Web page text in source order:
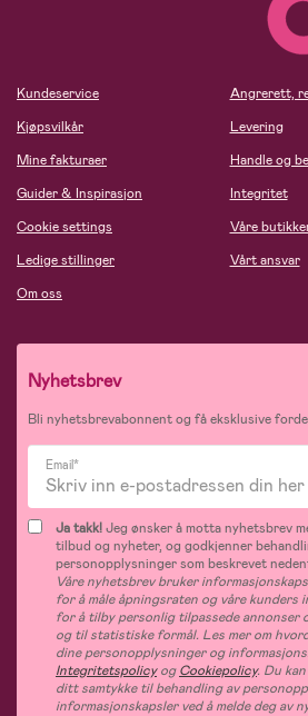
Kundeservice
Kjøpsvilkår
Mine fakturaer
Guider & Inspirasjon
Cookie settings
Ledige stillinger
Om oss
Angrerett,
Levering
Handle og
Integritet
Våre
Vårt ansvar
Nyhetsbrev
Bli nyhetsbrevabonnent og få eksklusive
Email*
Ja takk!Jeg ønsker å motta nyhetsbrev
tilbud og nyheter, og godkjenner
personopplysninger som beskrevet
Våre nyhetsbrev bruker
for å måle åpningsraten og våre kunders
for å tilby personlig tilpassede annonser
og til statistiske formål. Les mer om
dine personopplysninger og
IntegritetspolicyogCookiepolicy. Du
ditt samtykke til behandling av
informasjonskapsler ved å melde deg av